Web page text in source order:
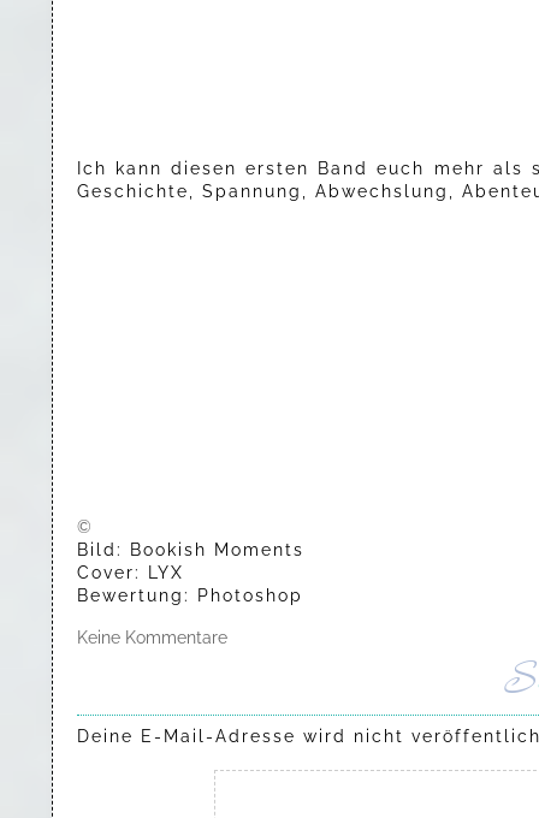
Ich kann diesen ersten Band euch mehr
Geschichte, Spannung, Abwechslung,
©
Bild: Bookish Moments
Cover: LYX
Bewertung: Photoshop
Keine Kommentare
S
Deine E-Mail-Adresse wird nicht